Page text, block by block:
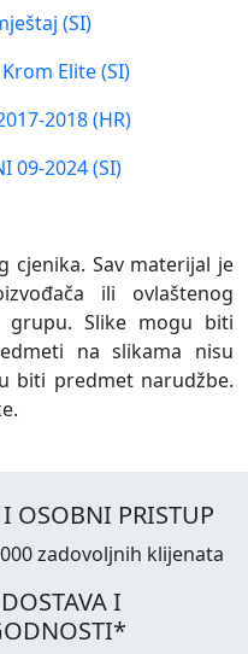
(SI)
Elite (SI)
2018 (HR)
09-2024 (SI)
cjenika. Sav materijal je
ili ovlaštenog
Slike mogu biti
na slikama nisu
biti predmet narudžbe.
OSOBNI PRISTUP
zadovoljnih klijenata
I